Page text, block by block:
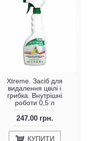
Xtreme. Засіб для
видалення цвілі і
грибка. Внутрішні
роботи 0,5 л
247.00 грн.
КУПИТИ